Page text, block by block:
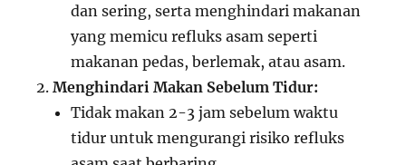
dan sering, serta menghindari makanan
yang memicu refluks asam seperti
makanan pedas, berlemak, atau asam.
Menghindari Makan Sebelum Tidur:
Tidak makan 2-3 jam sebelum waktu
tidur untuk mengurangi risiko refluks